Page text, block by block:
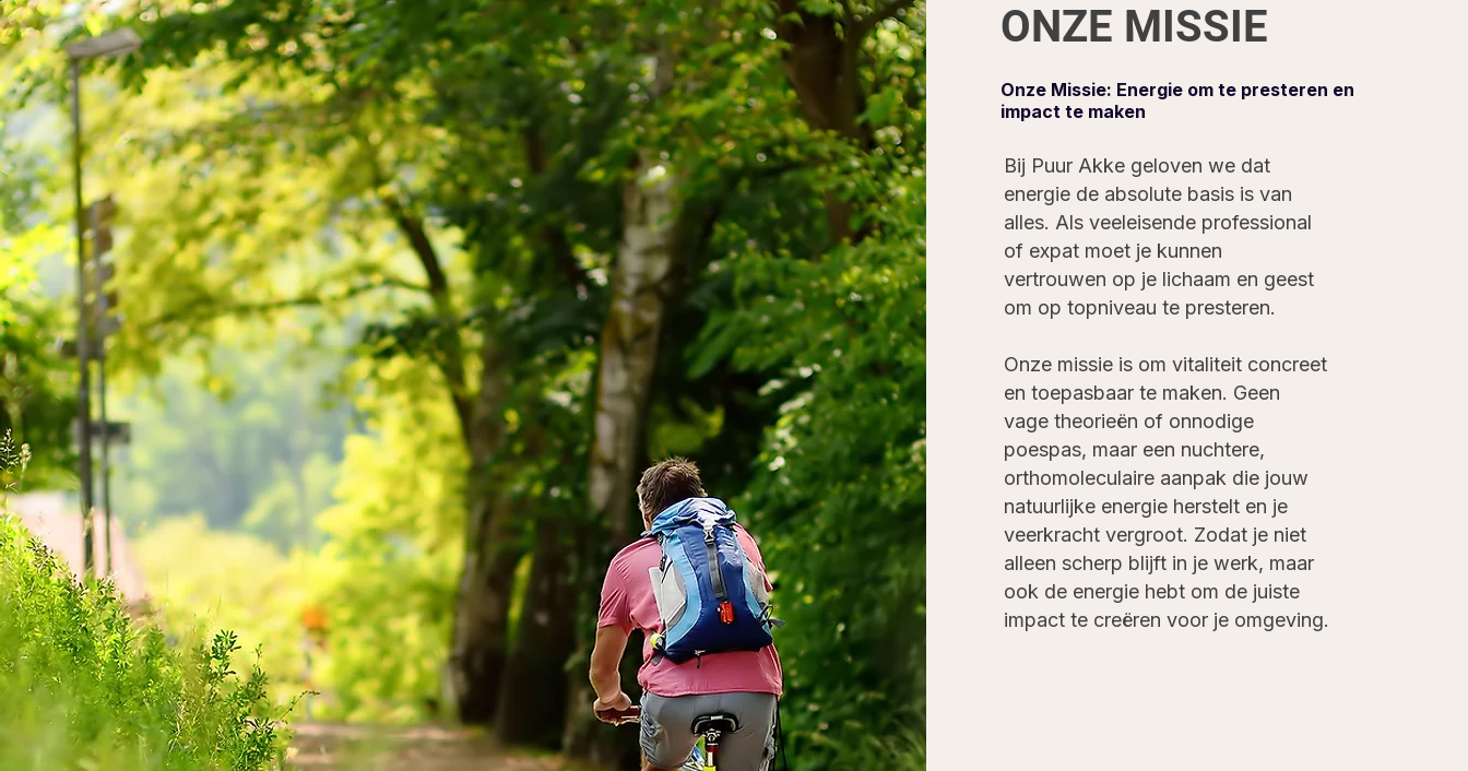
ONZE MISSIE
Onze Missie: Energie om te presteren en
impact te maken
Bij Puur Akke geloven we dat
energie de absolute basis is van
alles. Als veeleisende professional
of expat moet je kunnen
vertrouwen op je lichaam en geest
om op topniveau te presteren.
Onze missie is om vitaliteit concreet
en toepasbaar te maken. Geen
vage theorieën of onnodige
poespas, maar een nuchtere,
orthomoleculaire aanpak die jouw
natuurlijke energie herstelt en je
veerkracht vergroot. Zodat je niet
alleen scherp blijft in je werk, maar
ook de energie hebt om de juiste
impact te creëren voor je omgeving.